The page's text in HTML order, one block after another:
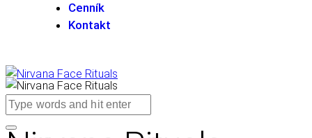
Cenník
Kontakt